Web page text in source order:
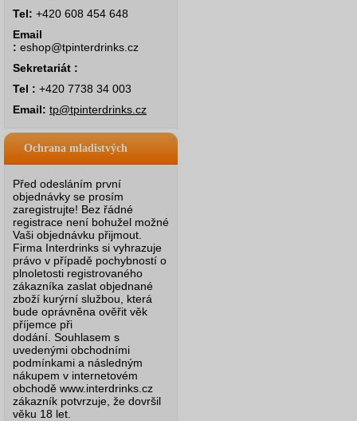
Tel: +420 608 454 648
Email
: eshop@tpinterdrinks.cz
Sekretariát :
Tel : +420 7738 34 003
Email: tp@tpinterdrinks.cz
Ochrana mladistvých
Před odesláním první
objednávky se prosím
zaregistrujte! Bez řádné
registrace není bohužel možné
Vaši objednávku přijmout.
Firma Interdrinks si vyhrazuje
právo v případě pochybností o
plnoletosti registrovaného
zákazníka zaslat objednané
zboží kurýrní službou, která
bude oprávněna ověřit věk
příjemce při
dodání. Souhlasem s
uvedenými obchodními
podmínkami a následným
nákupem v internetovém
obchodě www.interdrinks.cz
zákazník potvrzuje, že dovršil
věku 18 let.